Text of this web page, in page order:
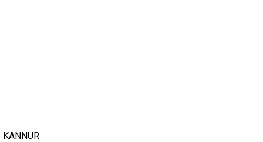
KANNUR